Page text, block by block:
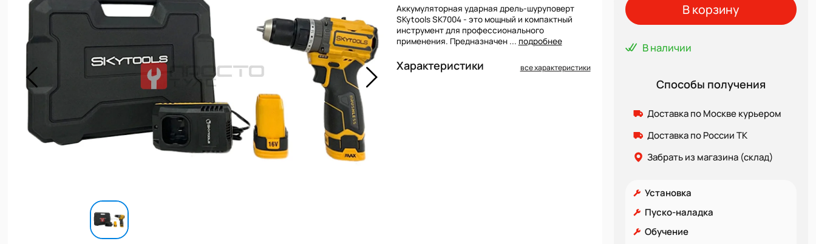
Аккумуляторная ударная дрель-шуруповерт
SKytools SK7004 - это мощный и компактный
инструмент для профессионального
применения. Предназначен ... подробнее
Характеристики все характеристики
В корзину
В наличии
Способы получения
Доставка по Москве курьером
Доставка по России ТК
Забрать из магазина (склад)
Установка
Пуско-наладка
Обучение